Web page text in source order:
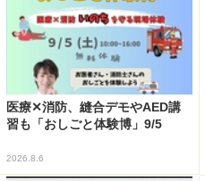
医療✕消防、縫合デモやAED講
習も「おしごと体験博」9/5
2026.8.6